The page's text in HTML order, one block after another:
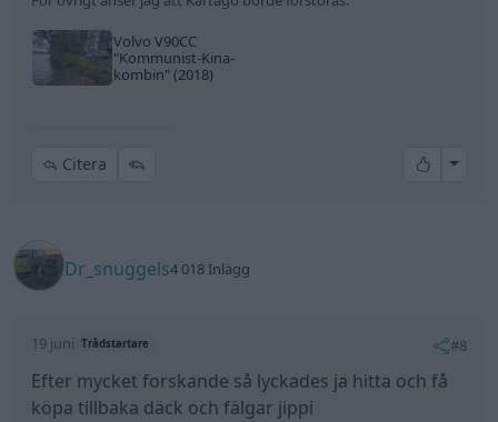
Volvo V90CC
"Kommunist-Kina-
kombin"(2018)
Citera All
Dr_snuggels4 018 Inlägg
19 juni Trådstartare #8
Efter mycket forskande så lyckades ja hitta och få
köpa tillbaka däck och fälgar jippi